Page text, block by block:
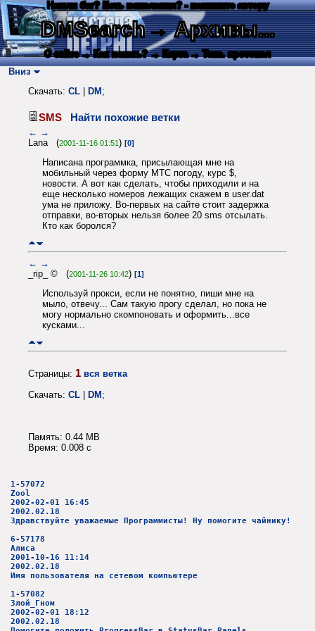
Нашли баг? Есть пожелания? - напишите автору
DMSearch→ Архивы...
О сайте → Как искать? → Карта → Текс. протокол
Вниз
Скачать: CL DM ;
SMS Найти похожие ветки
← →
Lana (2001-11-16 01:51) [0]
Написана программка, присылающая мне на
мобильный через форму МТС погоду, курс $,
новости. А вот как сделать, чтобы приходили и на
еще несколько номеров лежащих скажем в user.dat
ума не приложу. Во-первых на сайте стоит задержка
отправки, во-вторых нельзя более 20 sms отсылать.
Кто как боролся?
← →
_rip_ © (2001-11-26 10:42) [1]
Используй прокси, если не понятно, пиши мне на
мыло, отвечу... Сам такую прогу сделал, но пока не
могу нормально скомпоновать и оформить...все
кусками...
Страницы: 1 вся ветка
Скачать: CL DM ;
Память: 0.44 MB
Время: 0.008 c
1-57072
Zool
2002-02-01 16:45
2002.02.18
Здравствуйте уважаемые Программисты! Ну помогите чайнику!
6-57178
Алиса
2001-10-16 11:14
2002.02.18
Имя пользователя на сетевом компьютере
1-57082
Злой_Гном
2002-02-01 18:12
2002.02.18